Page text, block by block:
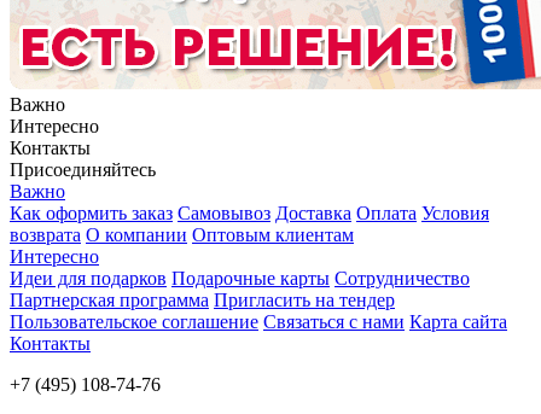
Важно
Интересно
Контакты
Присоединяйтесь
Важно
Как оформить заказ Самовывоз Доставка Оплата Условия
возврата О компании Оптовым клиентам
Интересно
Идеи для подарков Подарочные карты Сотрудничество
Партнерская программа Пригласить на тендер
Пользовательское соглашение Связаться с нами Карта сайта
Контакты
+7 (495) 108-74-76